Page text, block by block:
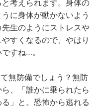
考えられます。身体の
に身体が動かないよう
生のようにストレスや
すくなるので、やはり
すね…。
無防備でしょう？無防
、「誰かに乗られたら
」と。恐怖から逃れる